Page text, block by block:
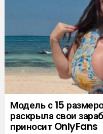
Модель с 15
раскрыла свои
приносит OnlyFans